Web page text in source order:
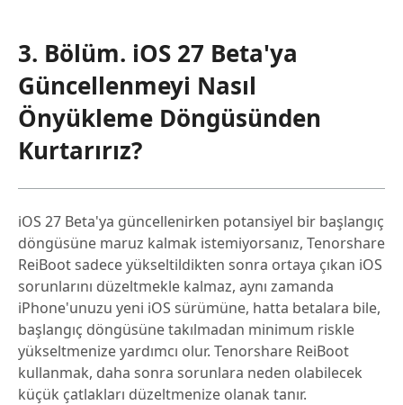
3. Bölüm. iOS 27 Beta'ya
Güncellenmeyi Nasıl
Önyükleme Döngüsünden
Kurtarırız?
iOS 27 Beta'ya güncellenirken potansiyel bir başlangıç
döngüsüne maruz kalmak istemiyorsanız, Tenorshare
ReiBoot sadece yükseltildikten sonra ortaya çıkan iOS
sorunlarını düzeltmekle kalmaz, aynı zamanda
iPhone'unuzu yeni iOS sürümüne, hatta betalara bile,
başlangıç döngüsüne takılmadan minimum riskle
yükseltmenize yardımcı olur. Tenorshare ReiBoot
kullanmak, daha sonra sorunlara neden olabilecek
küçük çatlakları düzeltmenize olanak tanır.